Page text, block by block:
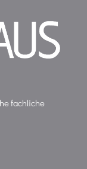
fachliche